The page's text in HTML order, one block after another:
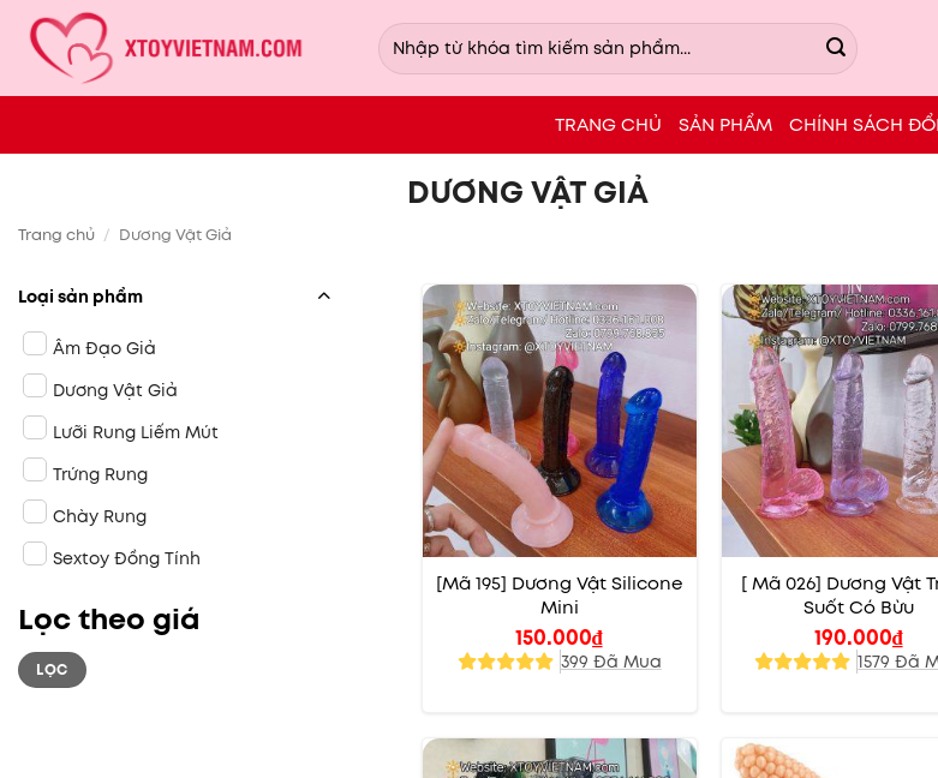
qua
dung
Tìm
kiếm:
TRANG CHỦ SẢN PHẨM CHÍNH SÁCH
DƯƠNG VẬT GIẢ
Trang chủ / Dương Vật Giả
Loại sản phẩm
Âm Đạo Giả
Dương Vật Giả
Lưỡi Rung Liếm Mút
Trứng Rung
Chày Rung
Sextoy Đồng Tính
Lọc theo giá
Giá
tối
thiểu
Giá
tối
đa
LỌC
[Mã 195] Dương Vật Silicone
Mini
150.000₫
399 Đã Mua
[ Mã 026] Dương Vật
Suốt Có Bừu
190.000₫
1579 Đã